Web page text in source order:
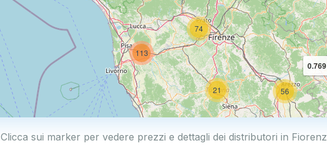
113
21
74
56
Clicca sui marker per vedere prezzi e dettagli dei distributori in